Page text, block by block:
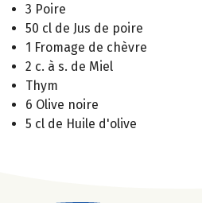
3 Poire
50 cl de Jus de poire
1 Fromage de chèvre
2 c. à s. de Miel
Thym
6 Olive noire
5 cl de Huile d'olive